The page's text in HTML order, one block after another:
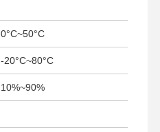
0°C~50°C
-20°C~80°C
10%~90%